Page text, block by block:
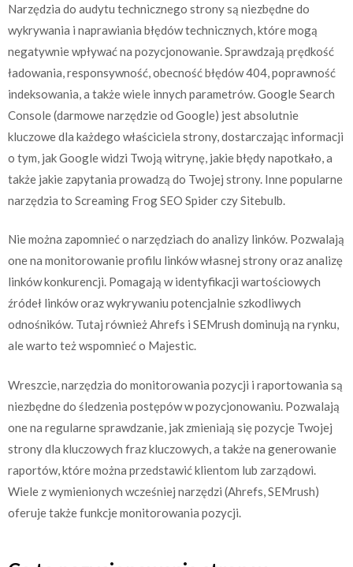
Narzędzia do audytu technicznego strony są niezbędne do
wykrywania i naprawiania błędów technicznych, które mogą
negatywnie wpływać na pozycjonowanie. Sprawdzają prędkość
ładowania, responsywność, obecność błędów 404, poprawność
indeksowania, a także wiele innych parametrów. Google Search
Console (darmowe narzędzie od Google) jest absolutnie
kluczowe dla każdego właściciela strony, dostarczając informacji
o tym, jak Google widzi Twoją witrynę, jakie błędy napotkało, a
także jakie zapytania prowadzą do Twojej strony. Inne popularne
narzędzia to Screaming Frog SEO Spider czy Sitebulb.
Nie można zapomnieć o narzędziach do analizy linków. Pozwalają
one na monitorowanie profilu linków własnej strony oraz analizę
linków konkurencji. Pomagają w identyfikacji wartościowych
źródeł linków oraz wykrywaniu potencjalnie szkodliwych
odnośników. Tutaj również Ahrefs i SEMrush dominują na rynku,
ale warto też wspomnieć o Majestic.
Wreszcie, narzędzia do monitorowania pozycji i raportowania są
niezbędne do śledzenia postępów w pozycjonowaniu. Pozwalają
one na regularne sprawdzanie, jak zmieniają się pozycje Twojej
strony dla kluczowych fraz kluczowych, a także na generowanie
raportów, które można przedstawić klientom lub zarządowi.
Wiele z wymienionych wcześniej narzędzi (Ahrefs, SEMrush)
oferuje także funkcje monitorowania pozycji.